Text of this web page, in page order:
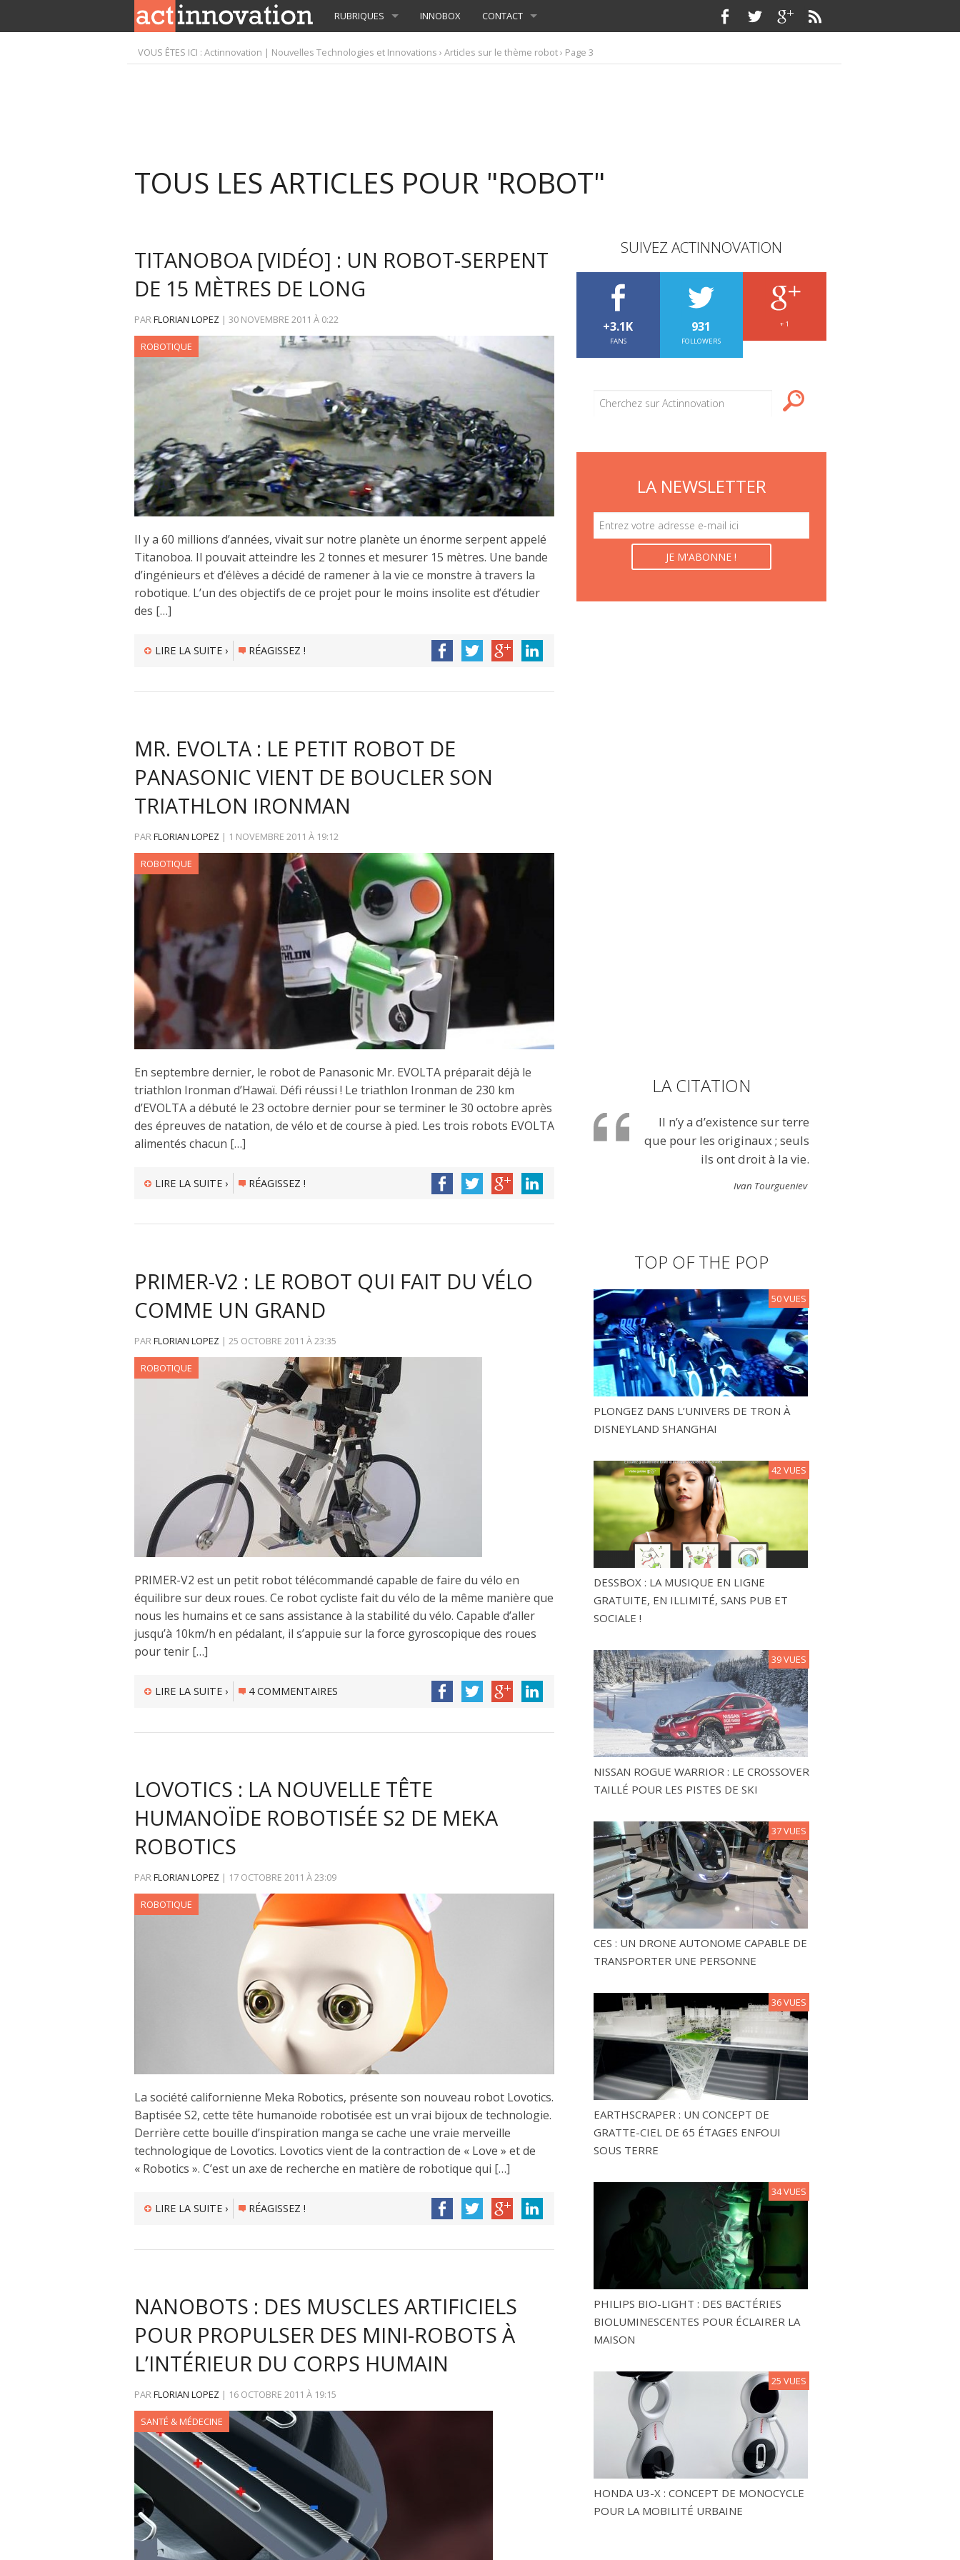
RUBRIQUES INNOBOX CONTACT
VOUS ÊTES ICI :Actinnovation | Nouvelles Technologies et Innovations › Articles sur le thème robot › Page 3
TOUS LES ARTICLES POUR "ROBOT"
TITANOBOA [VIDÉO] : UN ROBOT-SERPENT
DE 15 MÈTRES DE LONG
PARFLORIAN LOPEZ | 30 NOVEMBRE 2011 À 0:22
ROBOTIQUE
Il y a 60 millions d’années, vivait sur notre planète un énorme serpent appelé
Titanoboa. Il pouvait atteindre les 2 tonnes et mesurer 15 mètres. Une bande
d’ingénieurs et d’élèves a décidé de ramener à la vie ce monstre à travers la
robotique. L’un des objectifs de ce projet pour le moins insolite est d’étudier
des […]
LIRE LA SUITE › RÉAGISSEZ !
MR. EVOLTA : LE PETIT ROBOT DE
PANASONIC VIENT DE BOUCLER SON
TRIATHLON IRONMAN
PARFLORIAN LOPEZ | 1 NOVEMBRE 2011 À 19:12
ROBOTIQUE
En septembre dernier, le robot de Panasonic Mr. EVOLTA préparait déjà le
triathlon Ironman d’Hawaï. Défi réussi ! Le triathlon Ironman de 230 km
d’EVOLTA a débuté le 23 octobre dernier pour se terminer le 30 octobre après
des épreuves de natation, de vélo et de course à pied. Les trois robots EVOLTA
alimentés chacun […]
LIRE LA SUITE › RÉAGISSEZ !
PRIMER-V2 : LE ROBOT QUI FAIT DU VÉLO
COMME UN GRAND
PARFLORIAN LOPEZ | 25 OCTOBRE 2011 À23:35
ROBOTIQUE
PRIMER-V2 est un petit robot télécommandé capable de faire du vélo en
équilibre sur deux roues. Ce robot cycliste fait du vélo de la même manière que
nous les humains et ce sans assistance à la stabilité du vélo. Capable d’aller
jusqu’à 10km/h en pédalant, il s’appuie sur la force gyroscopique des roues
pour tenir […]
LIRE LA SUITE › 4 COMMENTAIRES
LOVOTICS : LA NOUVELLE TÊTE
HUMANOÏDE ROBOTISÉE S2 DE MEKA
ROBOTICS
PARFLORIAN LOPEZ | 17 OCTOBRE 2011 À23:09
ROBOTIQUE
La société californienne Meka Robotics, présente son nouveau robot Lovotics.
Baptisée S2, cette tête humanoïde robotisée est un vrai bijoux de technologie.
Derrière cette bouille d’inspiration manga se cache une vraie merveille
technologique de Lovotics. Lovotics vient de la contraction de « Love » et de
« Robotics ». C’est un axe de recherche en matière de robotique qui […]
LIRE LA SUITE › RÉAGISSEZ !
NANOBOTS : DES MUSCLES ARTIFICIELS
POUR PROPULSER DES MINI-ROBOTS À
L’INTÉRIEUR DU CORPS HUMAIN
PARFLORIAN LOPEZ | 16 OCTOBRE 2011 À 19:15
SANTÉ & MÉDECINE
SUIVEZ ACTINNOVATION
+3.1K
FANS
931
FOLLOWERS
+ 1
LA NEWSLETTER
LA CITATION
Il n’y a d’existence sur terre
que pour les originaux ; seuls
ils ont droit à la vie.
Ivan Tourgueniev
TOP OF THE POP
PLONGEZ DANS L’UNIVERS DE TRON À
DISNEYLAND SHANGHAI
50 VUES
DESSBOX : LA MUSIQUE EN LIGNE
GRATUITE, EN ILLIMITÉ, SANS PUB ET
SOCIALE !
42 VUES
NISSAN ROGUE WARRIOR : LE CROSSOVER
TAILLÉ POUR LES PISTES DE SKI
39 VUES
CES : UN DRONE AUTONOME CAPABLE DE
TRANSPORTER UNE PERSONNE
37 VUES
EARTHSCRAPER : UN CONCEPT DE
GRATTE-CIEL DE 65 ÉTAGES ENFOUI
SOUS TERRE
36 VUES
PHILIPS BIO-LIGHT : DES BACTÉRIES
BIOLUMINESCENTES POUR ÉCLAIRER LA
MAISON
34 VUES
HONDA U3-X : CONCEPT DE MONOCYCLE
POUR LA MOBILITÉ URBAINE
25 VUES